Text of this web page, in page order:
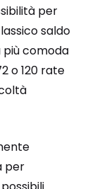
per
saldo
più comoda
o 120 rate
per